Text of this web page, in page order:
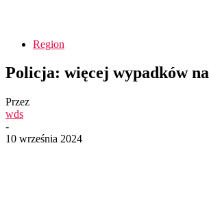
Region
Policja: więcej wypadków
Przez
wds
-
10 września 2024